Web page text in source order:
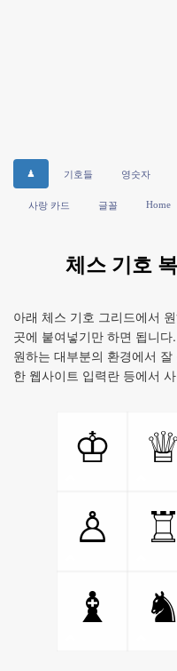
♟ 기호들 영숫자
사랑 카드 글꼴 Home
체스 기호
아래 체스 기호 그리드에서
곳에 붙여넣기만 하면 됩니
원하는 대부분의 환경에서
한 웹사이트 입력란 등에서
♔ ♕
♙
♖
♝
♞